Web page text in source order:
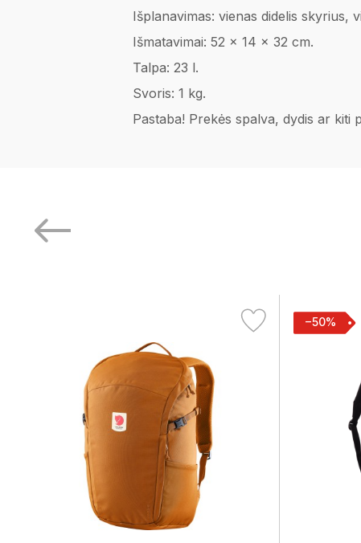
Išplanavimas: vienas didelis skyrius,
Išmatavimai: 52 x 14 x 32 cm.
Talpa: 23 l.
Svoris: 1 kg.
Pastaba! Prekės spalva, dydis ar kiti
−50%